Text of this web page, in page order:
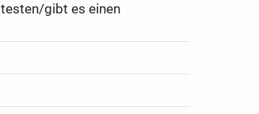
gibt es einen